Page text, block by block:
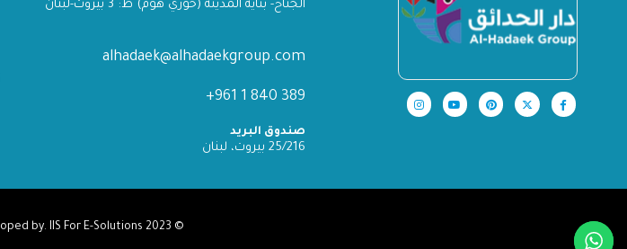
الجناح- بناية المدينة (خوري هوم) ط: 3 بيروت-لبنان
alhadaek@alhadaekgroup.com
389 840 1 961+
صندوق البريد
25/216 بيروت، لبنان
© 2023
IIS For E-Solutions